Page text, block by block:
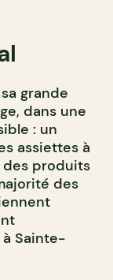
grande
dans une
: un
assiettes à
produits
des
Sainte-